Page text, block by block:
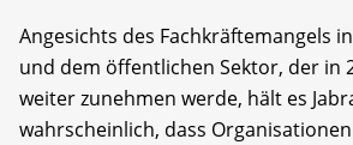
Angesichts des Fachkräftemangels
und dem öffentlichen Sektor, der in
weiter zunehmen werde, hält es
wahrscheinlich, dass